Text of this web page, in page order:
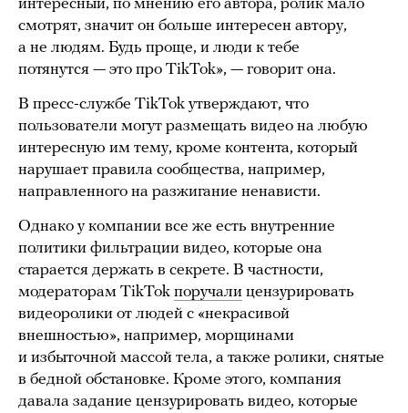
интересный, по мнению его автора, ролик мало
смотрят, значит он больше интересен автору,
а не людям. Будь проще, и люди к тебе
потянутся — это про TikTok», — говорит она.
В пресс-службе TikTok утверждают, что
пользователи могут размещать видео на любую
интересную им тему, кроме контента, который
нарушает правила сообщества, например,
направленного на разжигание ненависти.
Однако у компании все же есть внутренние
политики фильтрации видео, которые она
старается держать в секрете. В частности,
модераторам TikTok поручали цензурировать
видеоролики от людей с «некрасивой
внешностью», например, морщинами
и избыточной массой тела, а также ролики, снятые
в бедной обстановке. Кроме этого, компания
давала задание цензурировать видео, которые